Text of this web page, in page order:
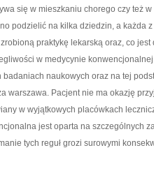
się w mieszkaniu chorego czy też
podzielić na kilka dziedzin, a każda
praktykę lekarską oraz, co
w medycynie
badaniach naukowych oraz na tej
warszawa. Pacjent nie ma okazję
w wyjątkowych placówkach
jest oparta na szczególnych
tych reguł grozi surowymi